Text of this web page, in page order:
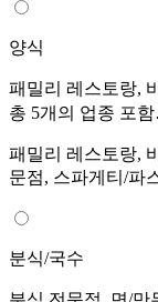
양식
패밀리 레스토랑,
총 5개의 업종 포
패밀리 레스토랑,
문점, 스파게티/파
분식/국수